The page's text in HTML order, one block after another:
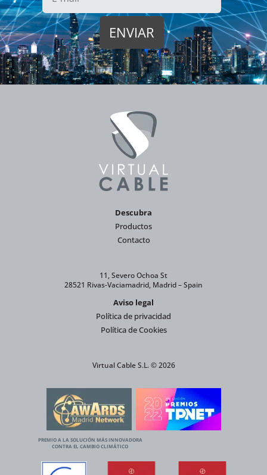
Descubra
Productos
Contacto
11, Severo Ochoa St
28521 Rivas-Vaciamadrid, Madrid – Spain
Aviso legal
Política de privacidad
Política de Cookies
Virtual Cable S.L. © 2026
PREMIO A LA SOLUCIÓN MÁS INNOVADORA
CONTRA EL CAMBIO CLIMÁTICO